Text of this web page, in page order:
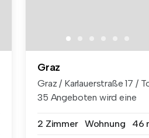
Graz
Graz / Karlauerstraße 17 /
35 Angeboten wird eine
2 Zimmer Wohnung 46